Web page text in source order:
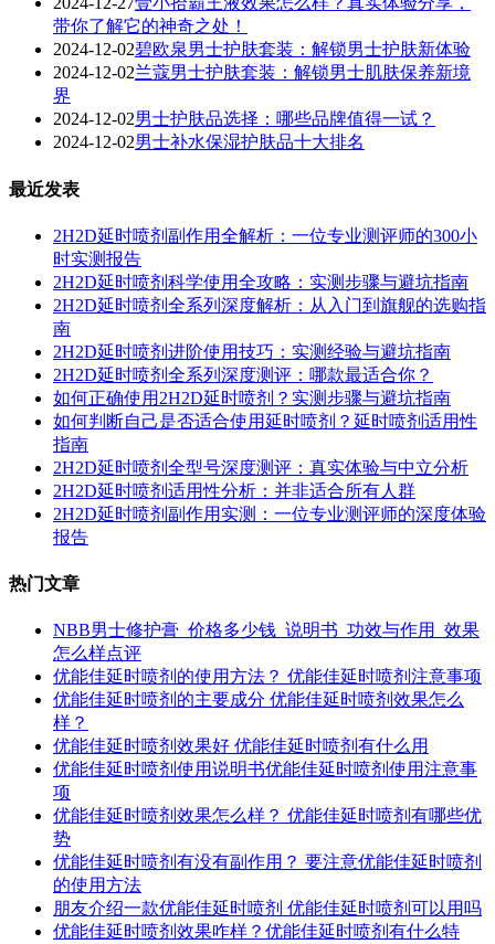
带你了解它的神奇之处！
2024-12-02碧欧泉男士护肤套装：解锁男士护肤新体验
2024-12-02兰蔻男士护肤套装：解锁男士肌肤保养新境
界
2024-12-02男士护肤品选择：哪些品牌值得一试？
2024-12-02男士补水保湿护肤品十大排名
最近发表
2H2D延时喷剂副作用全解析：一位专业测评师的300小
时实测报告
2H2D延时喷剂科学使用全攻略：实测步骤与避坑指南
2H2D延时喷剂全系列深度解析：从入门到旗舰的选购指
南
2H2D延时喷剂进阶使用技巧：实测经验与避坑指南
2H2D延时喷剂全系列深度测评：哪款最适合你？
如何正确使用2H2D延时喷剂？实测步骤与避坑指南
如何判断自己是否适合使用延时喷剂？延时喷剂适用性
指南
2H2D延时喷剂全型号深度测评：真实体验与中立分析
2H2D延时喷剂适用性分析：并非适合所有人群
2H2D延时喷剂副作用实测：一位专业测评师的深度体验
报告
热门文章
NBB男士修护膏_价格多少钱_说明书_功效与作用_效果
怎么样点评
优能佳延时喷剂的使用方法？ 优能佳延时喷剂注意事项
优能佳延时喷剂的主要成分 优能佳延时喷剂效果怎么
样？
优能佳延时喷剂效果好 优能佳延时喷剂有什么用
优能佳延时喷剂使用说明书优能佳延时喷剂使用注意事
项
优能佳延时喷剂效果怎么样？ 优能佳延时喷剂有哪些优
势
优能佳延时喷剂有没有副作用？ 要注意优能佳延时喷剂
的使用方法
朋友介绍一款优能佳延时喷剂 优能佳延时喷剂可以用吗
优能佳延时喷剂效果咋样？优能佳延时喷剂有什么特